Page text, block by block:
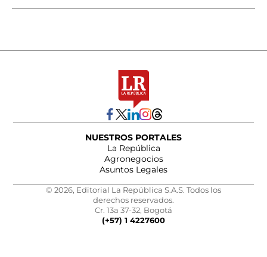
NUESTROS PORTALES
La República
Agronegocios
Asuntos Legales
© 2026, Editorial La República S.A.S. Todos los
derechos reservados.
Cr. 13a 37-32, Bogotá
(+57) 1 4227600